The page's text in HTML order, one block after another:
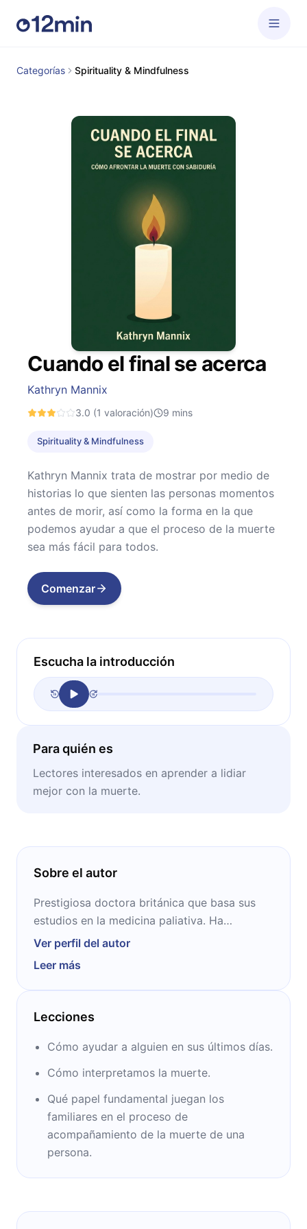
Categorías Spirituality & Mindfulness
Cuando el final se acerca
Kathryn Mannix
3.0 (1 valoración) 9 mins
Spirituality & Mindfulness
Kathryn Mannix trata de mostrar por medio de
historias lo que sienten las personas momentos
antes de morir, así como la forma en la que
podemos ayudar a que el proceso de la muerte
sea más fácil para todos.
Comenzar
Escucha la introducción
Para quién es
Lectores interesados en aprender a lidiar
mejor con la muerte.
Sobre el autor
Prestigiosa doctora británica que basa sus
estudios en la medicina paliativa. Ha
dedicado su vida a tratar con enfermos
enfermeros, médicos y familiares a hacer más
fácil el proceso de aceptación de la muerte.
Ver perfil del autor
Leer más
Lecciones
Cómo ayudar a alguien en sus últimos días.
Cómo interpretamos la muerte.
Qué papel fundamental juegan los
familiares en el proceso de
acompañamiento de la muerte de una
persona.